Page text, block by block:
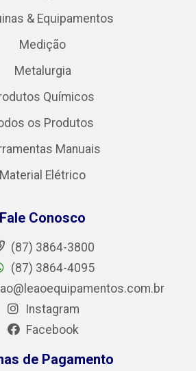
& Equipamentos
Medição
Metalurgia
Químicos
os Produtos
Manuais
Material Elétrico
Fale Conosco
(87) 3864-3800
(87) 3864-4095
Instagram
Facebook
de Pagamento